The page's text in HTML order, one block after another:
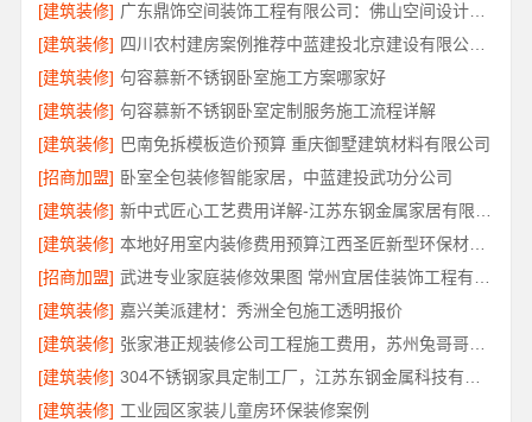
[建筑装修]
广东鼎饰空间装饰工程有限公司：佛山空间设计优惠活动售后无忧
[建筑装修]
四川农村建房案例推荐中蓝建投北京建设有限公司四川
[建筑装修] 句容慕新不锈钢卧室施工方案哪家好
[建筑装修] 句容慕新不锈钢卧室定制服务施工流程详解
[建筑装修] 巴南免拆模板造价预算 重庆御墅建筑材料有限公司
[招商加盟] 卧室全包装修智能家居，中蓝建投武功分公司
[建筑装修]
[建筑装修]
本地好用室内装修费用预算江西圣匠新型环保材料有限公司
[招商加盟]
[建筑装修] 嘉兴美派建材：秀洲全包施工透明报价
[建筑装修]
张家港正规装修公司工程施工费用，苏州兔哥哥智装新材料有限公司全包透明报价
[建筑装修]
[建筑装修] 工业园区家装儿童房环保装修案例